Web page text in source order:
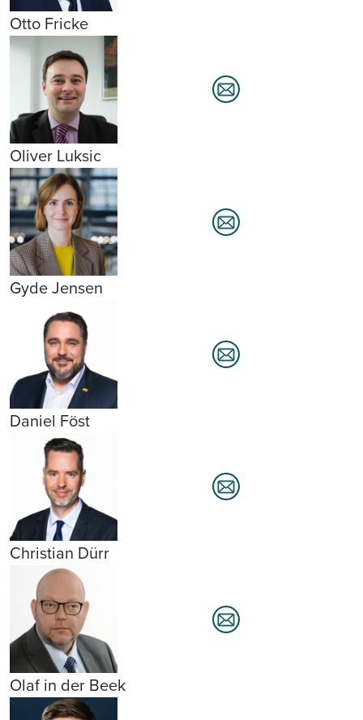
Otto Fricke
Oliver Luksic
Gyde Jensen
Daniel Föst
Christian Dürr
Olaf in der Beek